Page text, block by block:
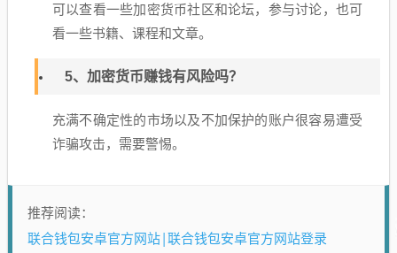
可以查看一些加密货币社区和论坛，参与讨论，也可
看一些书籍、课程和文章。
5、加密货币赚钱有风险吗？
充满不确定性的市场以及不加保护的账户很容易遭受
诈骗攻击，需要警惕。
推荐阅读：
联合钱包安卓官方网站|联合钱包安卓官方网站登录